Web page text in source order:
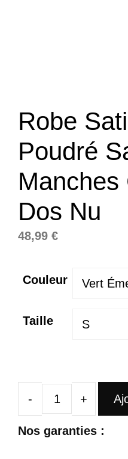
Robe
Poudré
Manches
Dos Nu
48,99 €
Couleur
Taille
de
Nos garanties :